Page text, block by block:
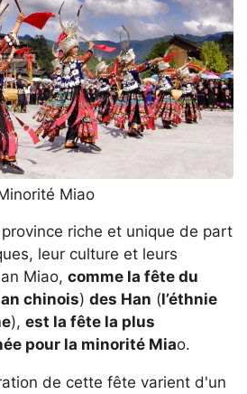
Miao
riche et unique de part
leur culture et leurs
Miao, comme la fête du
chinois) des Han (l’éthnie
), est la fête la plus
pour la minorité Miao.
de cette fête varient d'un